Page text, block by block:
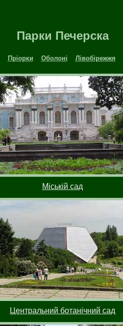
Парки Печерска
Пріорки Оболоні Лівобірежжя
Міській сад
Центральний ботанічний сад